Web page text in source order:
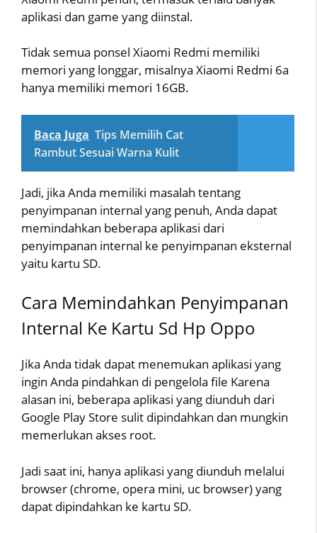
aplikasi dan game yang diinstal.
Tidak semua ponsel Xiaomi Redmi memiliki
memori yang longgar, misalnya Xiaomi Redmi 6a
hanya memiliki memori 16GB.
Baca Juga Tips Memilih Cat
Rambut Sesuai Warna Kulit
Jadi, jika Anda memiliki masalah tentang
penyimpanan internal yang penuh, Anda dapat
memindahkan beberapa aplikasi dari
penyimpanan internal ke penyimpanan eksternal
yaitu kartu SD.
Cara Memindahkan Penyimpanan
Internal Ke Kartu Sd Hp Oppo
Jika Anda tidak dapat menemukan aplikasi yang
ingin Anda pindahkan di pengelola file Karena
alasan ini, beberapa aplikasi yang diunduh dari
Google Play Store sulit dipindahkan dan mungkin
memerlukan akses root.
Jadi saat ini, hanya aplikasi yang diunduh melalui
browser (chrome, opera mini, uc browser) yang
dapat dipindahkan ke kartu SD.